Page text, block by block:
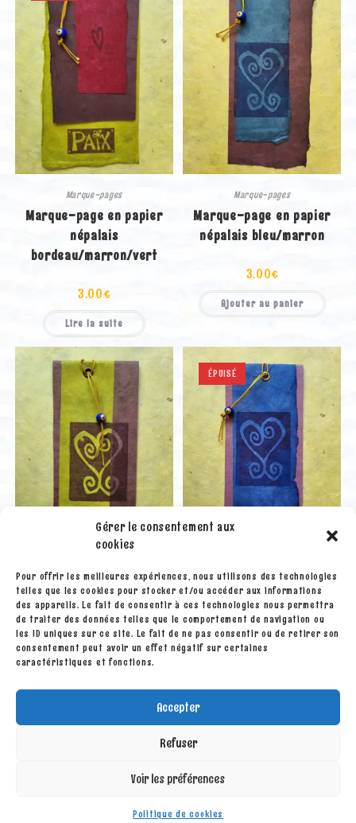
Gérer le consentement aux
cookies
Pour offrir les meilleures expériences, nous utilisons des technologies
telles que les cookies pour stocker et/ou accéder aux informations
des appareils. Le fait de consentir à ces technologies nous permettra
de traiter des données telles que le comportement de navigation ou
les ID uniques sur ce site. Le fait de ne pas consentir ou de retirer son
consentement peut avoir un effet négatif sur certaines
caractéristiques et fonctions.
Accepter
Refuser
Voir les préférences
Politique de cookies
Marque-pages
Marque-page en papier
népalais
bordeau/marron/vert
3.00€
Lire la suite
Marque-pages
Marque-page en papier
népalais bleu/marron
3.00€
Ajouter au panier
Marque-pages
Marque-page en papier
népalais vert/marron
3.00€
Ajouter au panier
ÉPUISÉ
Marque-pages
Marque-page en papier
népalais bleu/rose
Lire la suite